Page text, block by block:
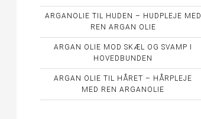
ARGANOLIE TIL HUDEN – HUDPLEJE MED
REN ARGAN OLIE
ARGAN OLIE MOD SKÆL OG SVAMP I
HOVEDBUNDEN
ARGAN OLIE TIL HÅRET – HÅRPLEJE
MED REN ARGANOLIE